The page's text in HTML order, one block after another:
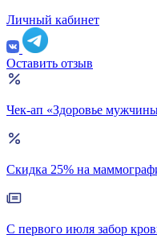
Личный кабинет
Оставить отзыв
Чек-ап «Здоровье
Скидка 25% на
С первого июля забор